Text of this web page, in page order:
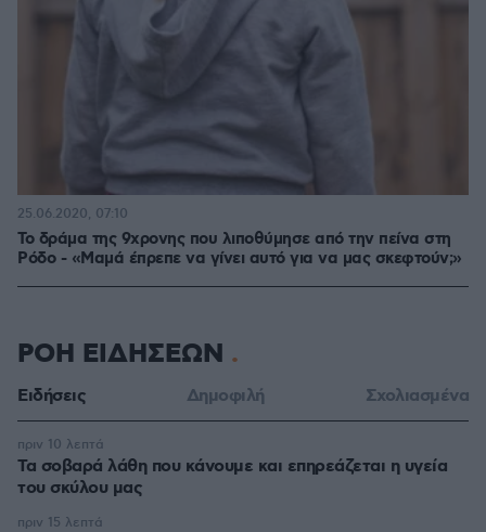
Το δράμα της 9χρονης που λιποθύμησε από την πείνα στη
Ρόδο - «Μαμά έπρεπε να γίνει αυτό για να μας σκεφτούν;»
25.06.2020, 07:10
ΡΟΗ ΕΙΔΗΣΕΩΝ
Ειδήσεις Δημοφιλή Σχολιασμένα
Τα σοβαρά λάθη που κάνουμε και επηρεάζεται η υγεία
του σκύλου μας
πριν 10 λεπτά
πριν 15 λεπτά